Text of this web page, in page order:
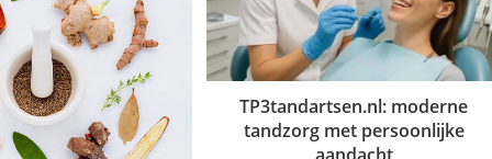
TP3tandartsen.nl: moderne
tandzorg met persoonlijke